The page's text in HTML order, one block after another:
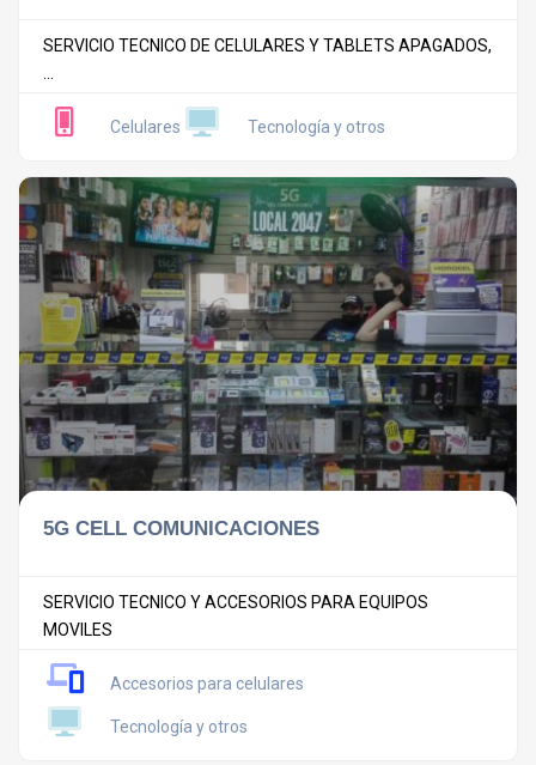
SERVICIO TECNICO DE CELULARES Y TABLETS APAGADOS,
...
Celulares Tecnología y otros
5G CELL COMUNICACIONES
SERVICIO TECNICO Y ACCESORIOS PARA EQUIPOS
MOVILES
Accesorios para celulares
Tecnología y otros